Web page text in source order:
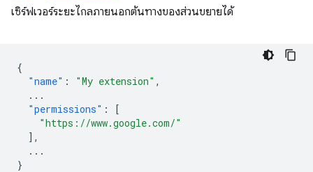
เซิร์ฟเวอร์ระยะไกลภายนอกต้นทางของส่วนขยายได้
{
"name" : "My extension" ,
...
"permissions" :
[
"https://www.google.com/"
],
...
}